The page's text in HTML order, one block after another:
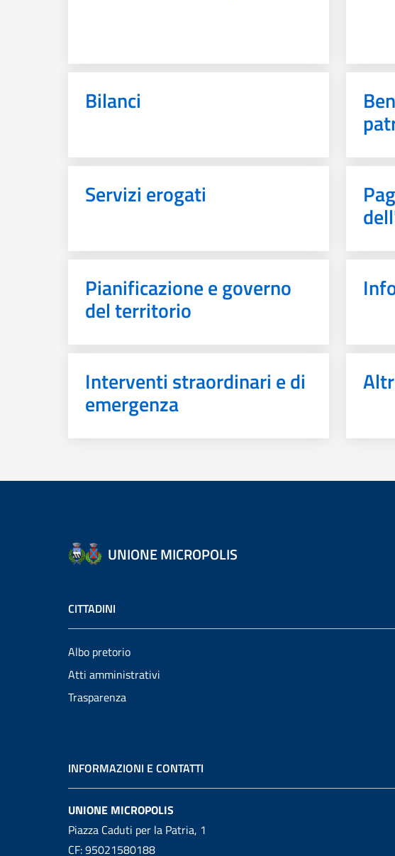
Bilanci
Servizi erogati
Pianificazione e governo
del territorio
Interventi straordinari e di
emergenza
UNIONE MICROPOLIS
CITTADINI
Albo pretorio
Atti amministrativi
Trasparenza
INFORMAZIONI E CONTATTI
UNIONE MICROPOLIS
Piazza Caduti per la Patria, 1
CF: 95021580188